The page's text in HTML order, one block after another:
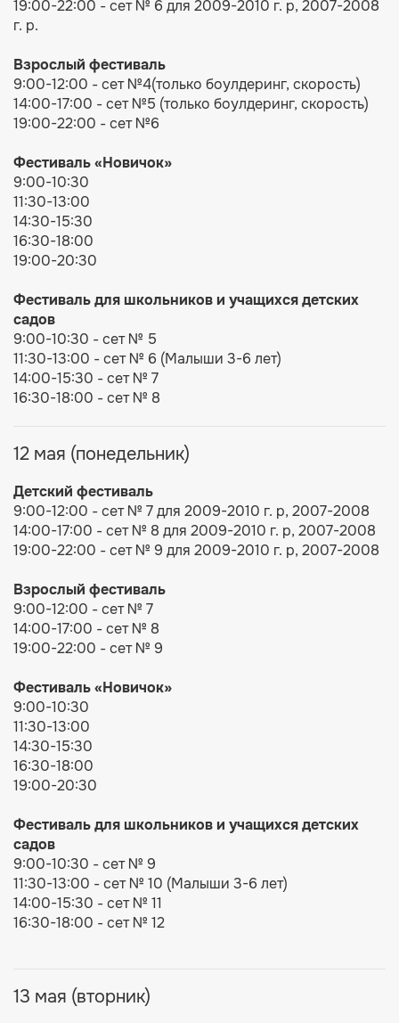
19:00-22:00 - сет № 6 для 2009-2010 г. р, 2007-2008
г. р.
Взрослый фестиваль
9:00-12:00 - сет №4(только боулдеринг, скорость)
14:00-17:00 - сет №5 (только боулдеринг, скорость)
19:00-22:00 - сет №6
Фестиваль«Новичок»
9:00-10:30
11:30-13:00
14:30-15:30
16:30-18:00
19:00-20:30
Фестиваль для школьников и учащихся детских
садов
9:00-10:30 - сет № 5
11:30-13:00 - сет № 6 (Малыши 3-6 лет)
14:00-15:30 - сет № 7
16:30-18:00 - сет № 8
12 мая (понедельник)
Детский фестиваль
9:00-12:00 - сет № 7 для 2009-2010 г. р, 2007-2008
14:00-17:00 - сет № 8 для 2009-2010 г. р, 2007-2008
19:00-22:00 - сет № 9 для 2009-2010 г. р, 2007-2008
Взрослый фестиваль
9:00-12:00 - сет № 7
14:00-17:00 - сет № 8
19:00-22:00 - сет № 9
Фестиваль«Новичок»
9:00-10:30
11:30-13:00
14:30-15:30
16:30-18:00
19:00-20:30
Фестиваль для школьников и учащихся детских
садов
9:00-10:30 - сет № 9
11:30-13:00 - сет № 10 (Малыши 3-6 лет)
14:00-15:30 - сет № 11
16:30-18:00 - сет № 12
13 мая (вторник)